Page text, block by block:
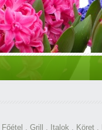
Főétel , Grill , Italok , Köret ,